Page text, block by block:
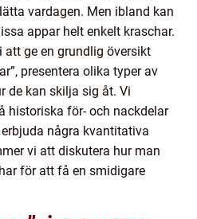
vardagen. Men ibland kan
appar helt enkelt kraschar.
att ge en grundlig översikt
presentera olika typer av
de kan skilja sig åt. Vi
historiska för- och nackdelar
några kvantitativa
vi att diskutera hur man
för att få en smidigare